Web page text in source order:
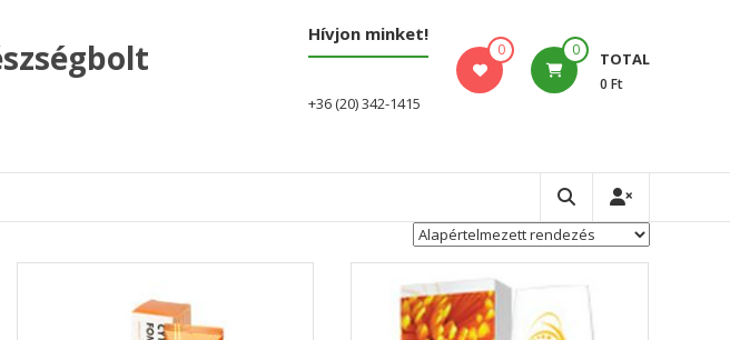
0 0 TOTAL
0 Ft
Hívjon minket!
+36 (20) 342-1415